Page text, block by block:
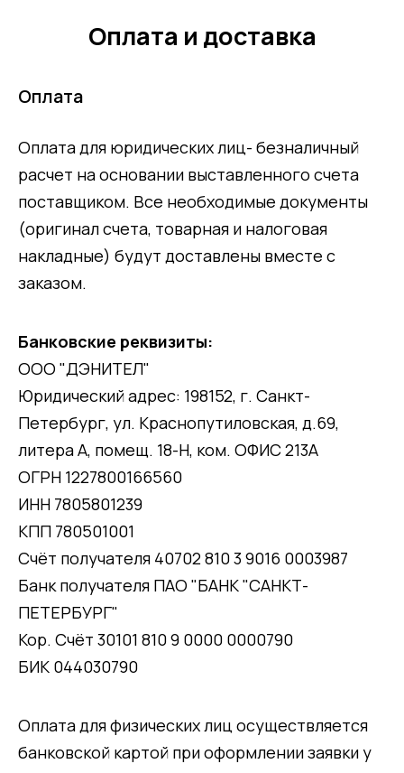
Оплата и доставка
Оплата
Оплата для юридических лиц- безналичный
расчет на основании выставленного счета
поставщиком. Все необходимые документы
(оригинал счета, товарная и налоговая
накладные) будут доставлены вместе с
заказом.
Банковские реквизиты:
ООО "ДЭНИТЕЛ"
Юридический адрес: 198152, г. Санкт-
Петербург, ул. Краснопутиловская, д.69,
литера А, помещ. 18-Н, ком. ОФИС 213А
ОГРН 1227800166560
ИНН 7805801239
КПП 780501001
Счёт получателя 40702 810 3 9016 0003987
Банк получателя ПАО "БАНК "САНКТ-
ПЕТЕРБУРГ"
Кор. Счёт 30101 810 9 0000 0000790
БИК 044030790
Оплата для физических лиц осуществляется
банковской картой при оформлении заявки у